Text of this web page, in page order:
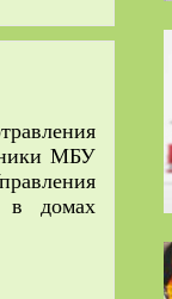
МБУ
в домах